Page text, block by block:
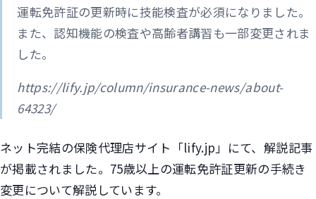
運転免許証の更新時に技能検査が必須になりました。
また、認知機能の検査や高齢者講習も一部変更されま
した。
https://lify.jp/column/insurance-news/about-
64323/
ネット完結の保険代理店サイト「lify.jp」にて、解説記事
が掲載されました。75歳以上の運転免許証更新の手続き
変更について解説しています。